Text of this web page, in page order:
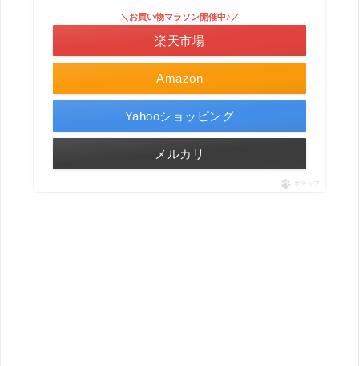
Amazon
＼お買い物マラソン開催中♪／
楽天市場
Yahooショッピング
メルカリ
ポチップ